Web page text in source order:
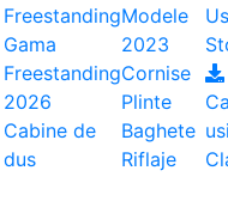
Freestanding
Gama
Freestanding
2026
Cabine de
dus
Modele
2023
Cornise
Plinte
Baghete
Riflaje